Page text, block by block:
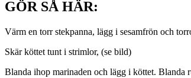
GÖR SÅ HÄR:
Värm en torr stekpanna, lägg i sesamfrön och
Skär köttet tunt i strimlor, (se bild)
Blanda ihop marinaden och lägg i köttet. Blanda